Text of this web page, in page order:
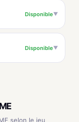
Disponible▼
Disponible▼
selon le jeu